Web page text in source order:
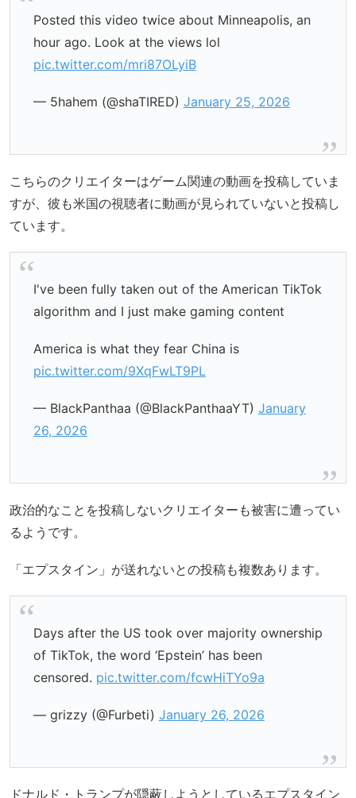
Posted this video twice about Minneapolis, an
hour ago. Look at the views lol
pic.twitter.com/mri87OLyiB
— 5hahem (@shaTIRED) January 25, 2026
こちらのクリエイターはゲーム関連の動画を投稿していま
すが、彼も米国の視聴者に動画が見られていないと投稿し
ています。
I've been fully taken out of the American TikTok
algorithm and I just make gaming content
America is what they fear China is
pic.twitter.com/9XqFwLT9PL
— BlackPanthaa (@BlackPanthaaYT) January
26, 2026
政治的なことを投稿しないクリエイターも被害に遭ってい
るようです。
「エプスタイン」が送れないとの投稿も複数あります。
Days after the US took over majority ownership
of TikTok, the word ‘Epstein’ has been
censored. pic.twitter.com/fcwHiTYo9a
— grizzy (@Furbeti) January 26, 2026
ドナルド・トランプが隠蔽しようとしているエプスタイン